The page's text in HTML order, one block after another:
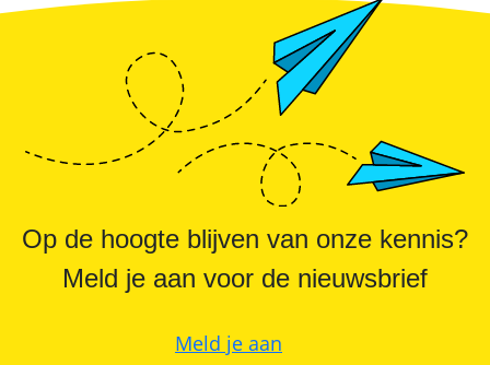
Op de hoogte blijven van onze kennis?
Meld je aan voor de nieuwsbrief
Meld je aan